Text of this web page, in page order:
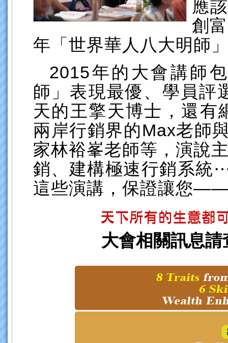
應
創
年「世界華人八大明師
2015年的大會講師
師」表現最優、學員評
天的王擎天博士，還有
兩岸行銷界的Max老師
家林裕峯老師等，演說
銷、建構極速行銷系
這些演講，保證讓您
大會相關訊息請